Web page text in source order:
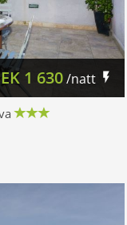
1 630/natt